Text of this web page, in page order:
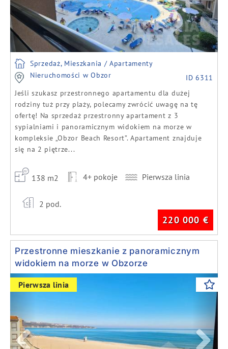
Sprzedaż, Mieszkania / Apartamenty
Nieruchomości w Obzor
ID 6311
Jeśli szukasz przestronnego apartamentu dla dużej
rodziny tuż przy plaży, polecamy zwrócić uwagę na tę
ofertę! Na sprzedaż przestronny apartament z 3
sypialniami i panoramicznym widokiem na morze w
kompleksie „Obzor Beach Resort”. Apartament znajduje
się na 2 piętrze...
138 m2 4+ pokoje Pierwsza linia
2 pod.
220 000 €
Przestronne mieszkanie z panoramicznym
widokiem na morze w Obzorze
Previous Next
Pierwsza linia